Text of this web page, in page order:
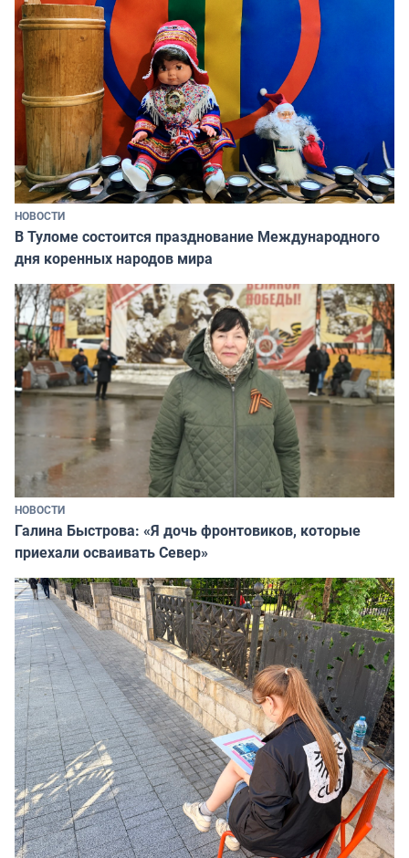
НОВОСТИ
В Туломе состоится празднование Международного
дня коренных народов мира
НОВОСТИ
Галина Быстрова: «Я дочь фронтовиков, которые
приехали осваивать Север»